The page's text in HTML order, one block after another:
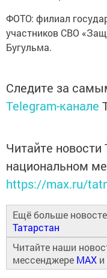
ФОТО: филиал
участников СВО
Бугульма.
Следите за
Telegram-канале
Читайте новости
национальном
https://max.ru/
Ещё больше
Татарстан
Читайте наши
мессенджере MAX и